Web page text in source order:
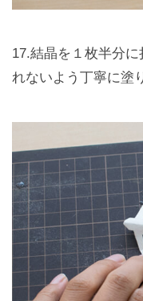
17.結晶を１枚半分
れないよう丁寧に塗